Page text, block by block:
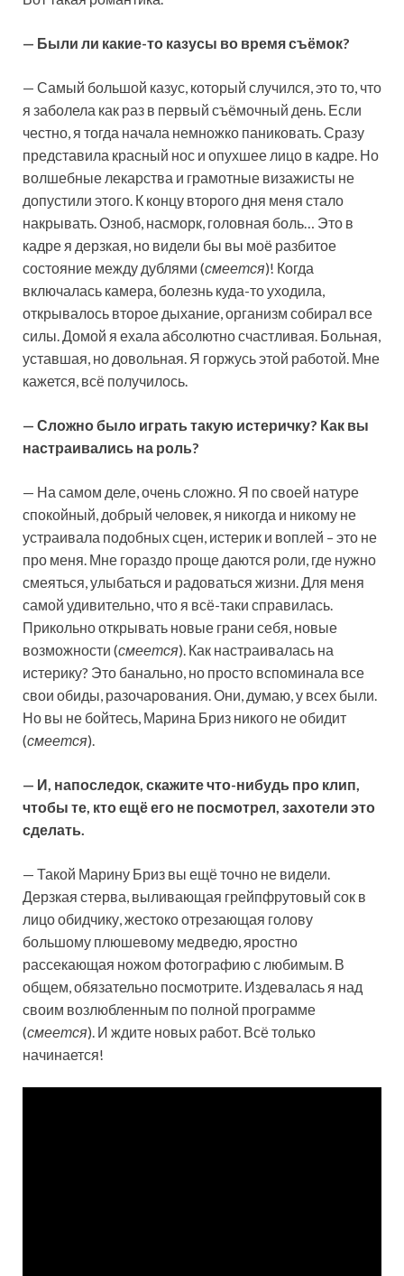
— Были ли какие-то казусы во время съёмок?
— Самый большой казус, который случился, это то, что
я заболела как раз в первый съёмочный день. Если
честно, я тогда начала немножко паниковать. Сразу
представила красный нос и опухшее лицо в кадре. Но
волшебные лекарства и грамотные визажисты не
допустили этого. К концу второго дня меня стало
накрывать. Озноб, насморк, головная боль… Это в
кадре я дерзкая, но видели бы вы моё разбитое
состояние между дублями (смеется)! Когда
включалась камера, болезнь куда-то уходила,
открывалось второе дыхание, организм собирал все
силы. Домой я ехала абсолютно счастливая. Больная,
уставшая, но довольная. Я горжусь этой работой. Мне
кажется, всё получилось.
— Сложно было играть такую истеричку? Как вы
настраивались на роль?
— На самом деле, очень сложно. Я по своей натуре
спокойный, добрый человек, я никогда и никому не
устраивала подобных сцен, истерик и воплей – это не
про меня. Мне гораздо проще даются роли, где нужно
смеяться, улыбаться и радоваться жизни. Для меня
самой удивительно, что я всё-таки справилась.
Прикольно открывать новые грани себя, новые
возможности (смеется). Как настраивалась на
истерику? Это банально, но просто вспоминала все
свои обиды, разочарования. Они, думаю, у всех были.
Но вы не бойтесь, Марина Бриз никого не обидит
(смеется).
— И, напоследок, скажите что-нибудь про клип,
чтобы те, кто ещё его не посмотрел, захотели это
сделать.
— Такой Марину Бриз вы ещё точно не видели.
Дерзкая стерва, выливающая грейпфрутовый сок в
лицо обидчику, жестоко отрезающая голову
большому плюшевому медведю, яростно
рассекающая ножом фотографию с любимым. В
общем, обязательно посмотрите. Издевалась я над
своим возлюбленным по полной программе
(смеется). И ждите новых работ. Всё только
начинается!